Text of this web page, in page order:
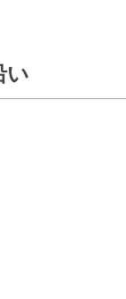
い